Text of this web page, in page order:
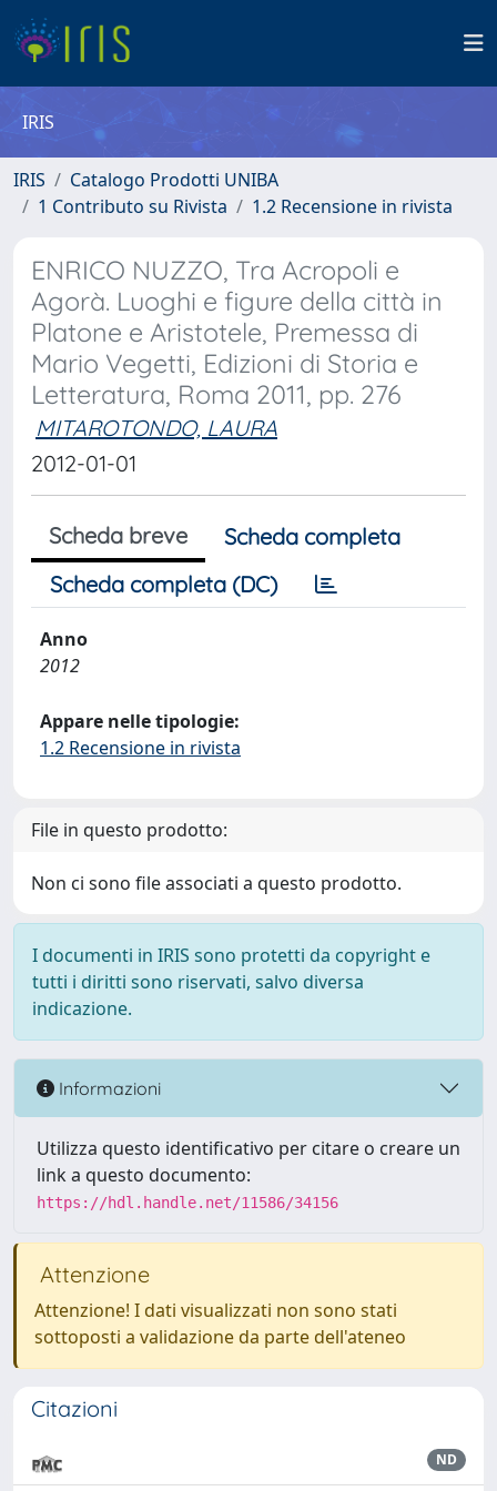
IRIS
IRIS
Catalogo Prodotti UNIBA
1 Contributo su Rivista
1.2 Recensione in rivista
ENRICO NUZZO, Tra Acropoli e
Agorà. Luoghi e figure della città in
Platone e Aristotele, Premessa di
Mario Vegetti, Edizioni di Storia e
Letteratura, Roma 2011, pp. 276
MITAROTONDO, LAURA
2012-01-01
Scheda breve
Scheda completa
Scheda completa (DC)
Anno
2012
Appare nelle tipologie:
1.2 Recensione in rivista
File in questo prodotto:
Non ci sono file associati a questo prodotto.
I documenti in IRIS sono protetti da copyright e
tutti i diritti sono riservati, salvo diversa
indicazione.
Informazioni
Utilizza questo identificativo per citare o creare un
link a questo documento:
https://hdl.handle.net/11586/34156
Attenzione
Attenzione! I dati visualizzati non sono stati
sottoposti a validazione da parte dell'ateneo
Citazioni
ND